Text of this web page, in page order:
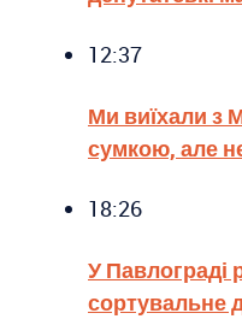
12:37
Ми виїхали з
сумкою, але
18:26
У Павлограді
сортувальне